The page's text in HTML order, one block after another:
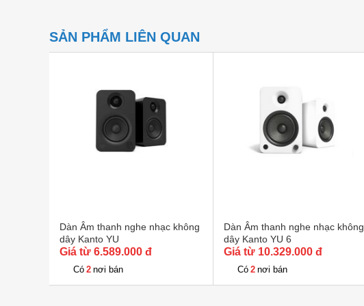
SẢN PHẨM LIÊN QUAN
Dàn Âm thanh nghe nhạc không
dây Kanto YU
Giá từ 6.589.000 đ
Có 2 nơi bán
Dàn Âm thanh nghe nhạc không
dây Kanto YU 6
Giá từ 10.329.000 đ
Có 2 nơi bán